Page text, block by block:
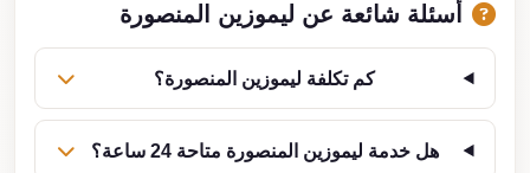
أسئلة شائعة عن ليموزين المنصورة
كم تكلفة ليموزين المنصورة؟
هل خدمة ليموزين المنصورة متاحة 24 ساعة؟